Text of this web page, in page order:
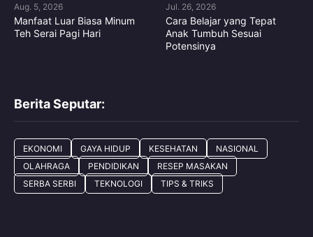
Aug. 5, 2026
Manfaat Luar Biasa Minum
Teh Serai Pagi Hari
Jul. 26, 2026
Cara Belajar yang Tepat
Anak Tumbuh Sesuai
Potensinya
Berita Seputar:
EKONOMI GAYA HIDUP KESEHATAN
NASIONAL
OLAHRAGA
PENDIDIKAN
RESEP MASAKAN
SERBA SERBI
TEKNOLOGI TIPS & TRIKS